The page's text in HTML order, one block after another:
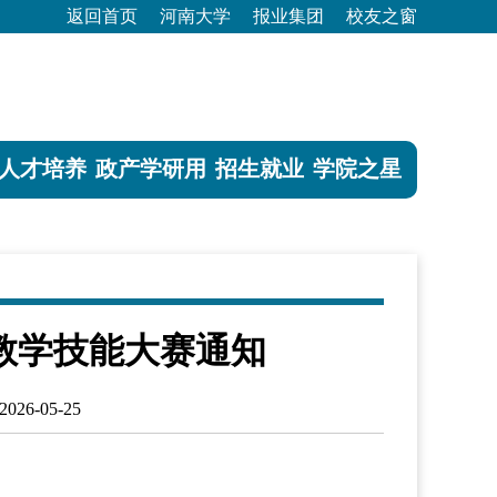
校友之窗
报业集团
河南大学
返回首页
才培养 政产学研用 招生就业 学院之星
学技能大赛通知
05-25